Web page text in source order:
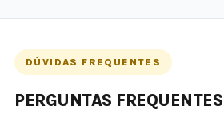
DÚVIDAS FREQUENTES
PERGUNTAS FREQUENTES